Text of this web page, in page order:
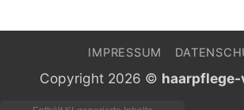
IMPRESSUM
Copyright 2026 ©